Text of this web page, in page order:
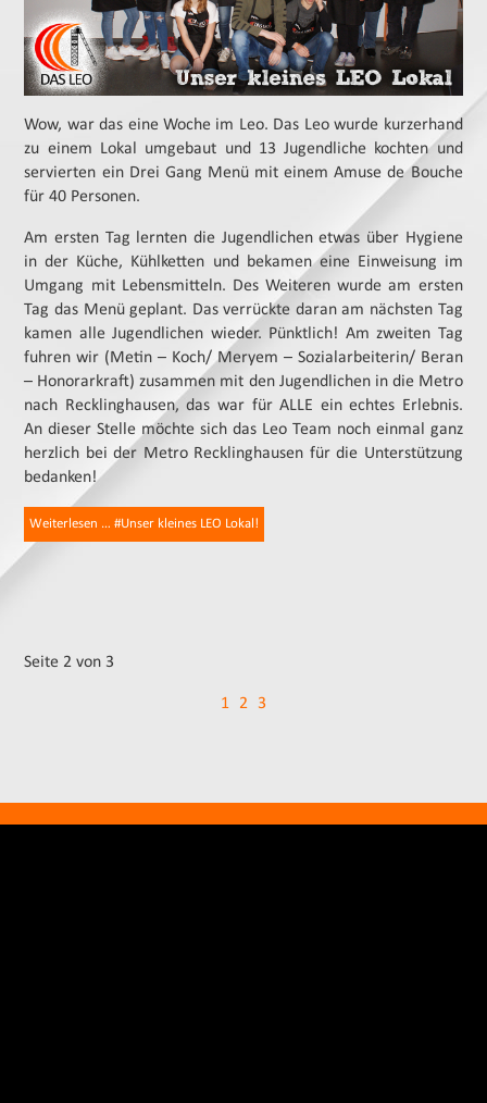
Wow, war das eine Woche im Leo. Das Leo wurde kurzerhand
zu einem Lokal umgebaut und 13 Jugendliche kochten und
servierten ein Drei Gang Menü mit einem Amuse de Bouche
für 40 Personen.
Am ersten Tag lernten die Jugendlichen etwas über Hygiene
in der Küche, Kühlketten und bekamen eine Einweisung im
Umgang mit Lebensmitteln. Des Weiteren wurde am ersten
Tag das Menü geplant. Das verrückte daran am nächsten Tag
kamen alle Jugendlichen wieder. Pünktlich! Am zweiten Tag
fuhren wir (Metin – Koch/ Meryem – Sozialarbeiterin/ Beran
– Honorarkraft) zusammen mit den Jugendlichen in die Metro
nach Recklinghausen, das war für ALLE ein echtes Erlebnis.
An dieser Stelle möchte sich das Leo Team noch einmal ganz
herzlich bei der Metro Recklinghausen für die Unterstützung
bedanken!
Weiterlesen … #Unser kleines LEO Lokal!
Seite 2 von 3
1 2 3